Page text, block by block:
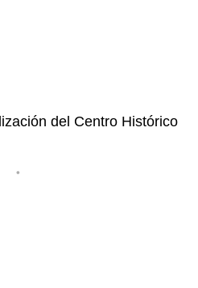
del Centro Histórico
•